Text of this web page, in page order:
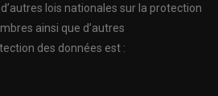
lois nationales sur la protection
ainsi que d’autres
des données est :